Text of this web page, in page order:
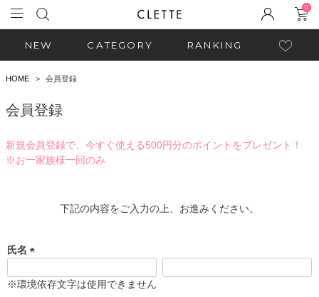
0
NEW CATEGORY RANKING
HOME 会員登録
会員登録
新規会員登録で、今すぐ使える500円分のポイントをプレゼント！
※お一家族様一回のみ
下記の内容をご入力の上、お進みください。
氏名
必
※環境依存文字は使用できません